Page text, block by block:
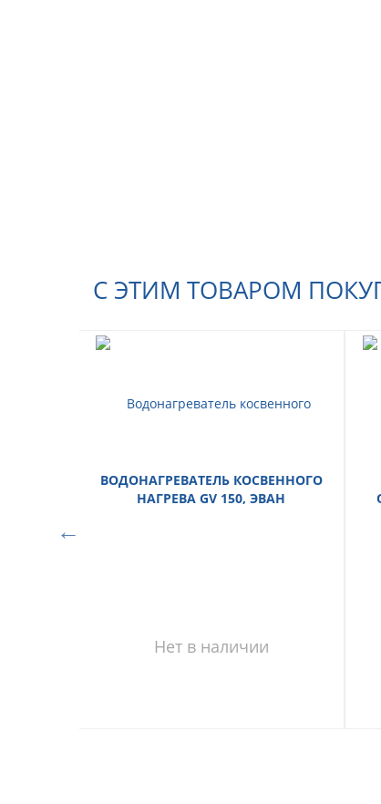
С ЭТИМ ТОВАРОМ
ВОДОНАГРЕВАТЕЛЬ КОСВЕННОГО
НАГРЕВА GV 150, ЭВАН
Нет в наличии